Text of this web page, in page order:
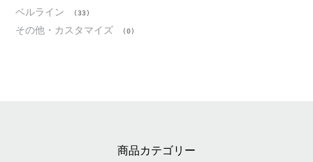
ベルライン (33)
その他・カスタマイズ (0)
商品カテゴリー